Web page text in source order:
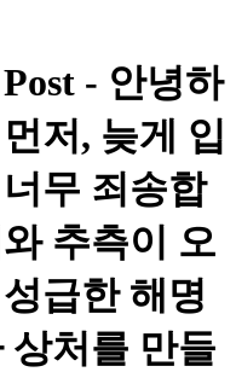
- 안녕하
저, 늦게 입
무 죄송합
추측이 오
급한 해명
상처를 만들